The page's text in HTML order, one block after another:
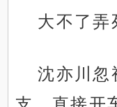
大不了弄
沈亦川忽